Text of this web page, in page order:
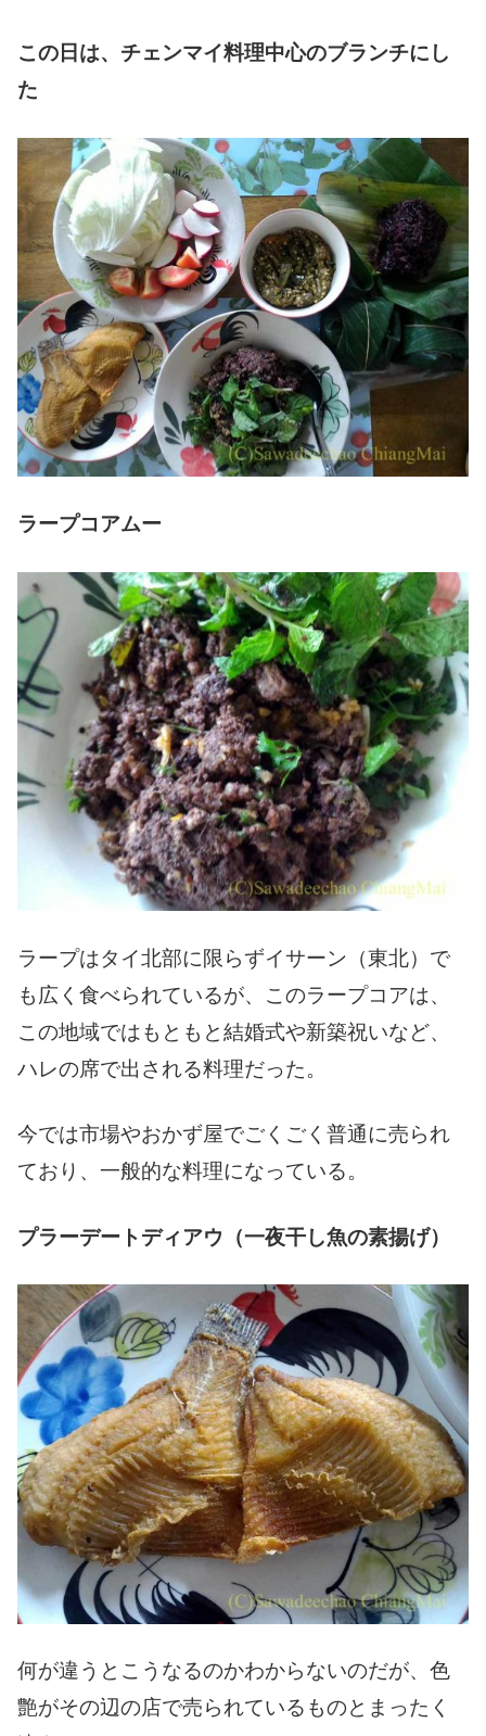
この日は、チェンマイ料理中心のブランチにし
た
ラープコアムー
ラープはタイ北部に限らずイサーン（東北）で
も広く食べられているが、このラープコアは、
この地域ではもともと結婚式や新築祝いなど、
ハレの席で出される料理だった。
今では市場やおかず屋でごくごく普通に売られ
ており、一般的な料理になっている。
プラーデートディアウ（一夜干し魚の素揚げ）
何が違うとこうなるのかわからないのだが、色
艶がその辺の店で売られているものとまったく